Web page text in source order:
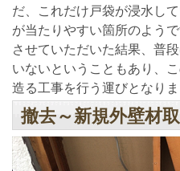
だ、これだけ戸袋が浸水し
が当たりやすい箇所のよう
させていただいた結果、普
いないということもあり、
造る工事を行う運びとなりま
撤去～新規外壁材